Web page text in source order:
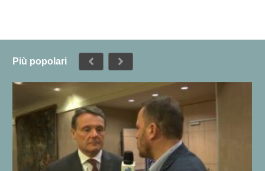
Più popolari